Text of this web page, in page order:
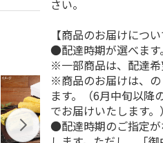
さい。
【商品のお届けについ
●配達時期が選べます
※一部商品は、配達希
※商品のお届けは、
ます。（6月中旬以降
でお届けいたします。）
●配達時期のご指定が